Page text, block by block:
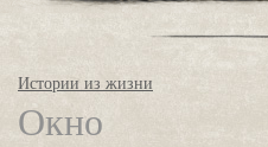
Истории из жизни
Окно